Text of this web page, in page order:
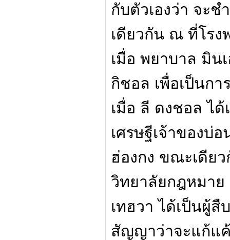
กับตัวเองว่า จะ
เดียวกัน ณ ที่โรง
เมื่อ พยาบาล มิน
กิชอล เพื่อเป็นก
เมื่อ ลี ดงชอล ไ
เศรษฐีเจ้าของบ่
ฮ่องกง ขณะเดีย
วิทยาลัยกฎหมาย
เทฮวา ได้เป็นผู้
สัญญาว่าจะแก้แ